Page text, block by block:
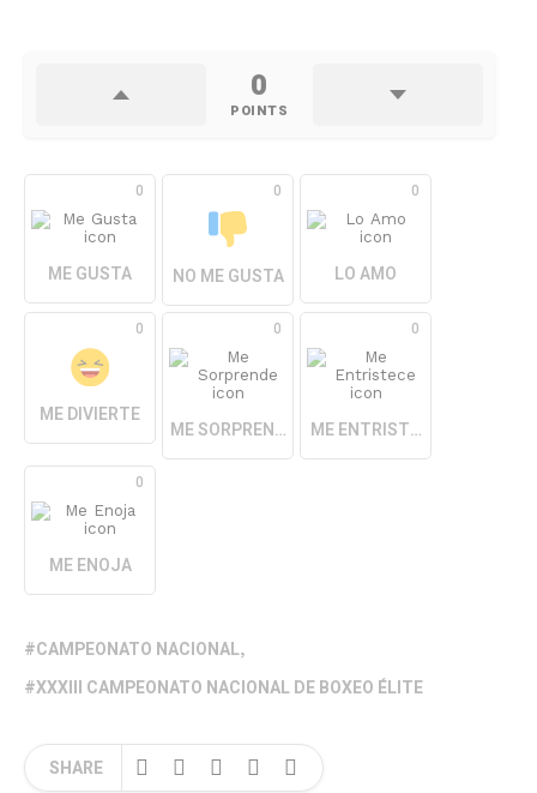
0
POINTS
0
ME GUSTA
0
NO ME GUSTA
0
LO AMO
0
ME DIVIERTE
0
ME SORPRENDE
0
ME ENTRISTECE
0
ME ENOJA
CAMPEONATO NACIONAL
XXXIII CAMPEONATO NACIONAL DE BOXEO ÉLITE
SHARE